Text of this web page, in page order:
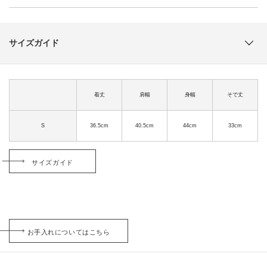
サイズガイド
着丈 肩幅 身幅 そで丈
S 36.5cm 40.5cm 44cm 33cm
サイズガイド
お手入れについてはこちら